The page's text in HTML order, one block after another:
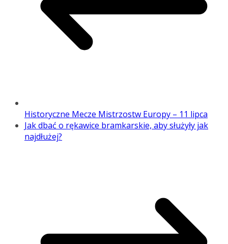
Historyczne Mecze Mistrzostw Europy – 11 lipca
Jak dbać o rękawice bramkarskie, aby służyły jak
najdłużej?